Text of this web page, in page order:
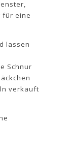
für eine
lassen
Schnur
verkauft